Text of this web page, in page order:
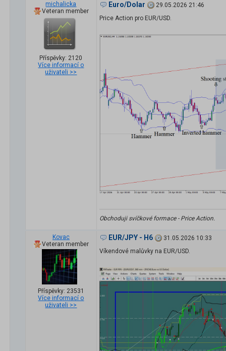
michalicka
Veteran member
Příspěvky: 2120
Více informací o
uživateli >>
Euro/Dolar
29.05.2026 21:46
Price Action pro EUR/USD.
Obchoduji svíčkové formace - Price Action.
Kovac
Veteran member
Příspěvky: 23531
Více informací o
uživateli >>
EUR/JPY - H6
31.05.2026 10:33
Víkendové malůvky na EUR/USD.